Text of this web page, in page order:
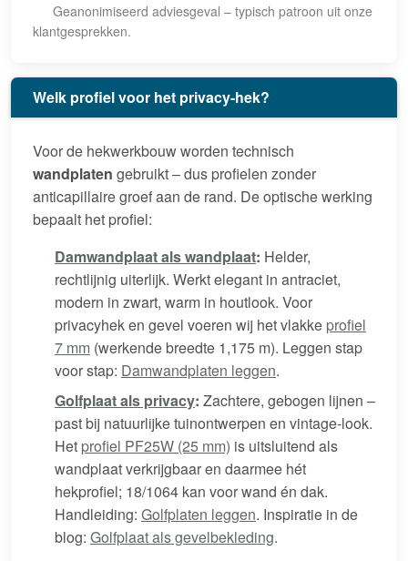
Geanonimiseerd adviesgeval – typisch patroon uit onze
klantgesprekken.
Welk profiel voor het privacy-hek?
Voor de hekwerkbouw worden technisch
wandplaten gebruikt – dus profielen zonder
anticapillaire groef aan de rand. De optische werking
bepaalt het profiel:
Damwandplaat als wandplaat: Helder,
rechtlijnig uiterlijk. Werkt elegant in antraciet,
modern in zwart, warm in houtlook. Voor
privacyhek en gevel voeren wij het vlakke profiel
7 mm (werkende breedte 1,175 m). Leggen stap
voor stap: Damwandplaten leggen.
Golfplaat als privacy: Zachtere, gebogen lijnen –
past bij natuurlijke tuinontwerpen en vintage-look.
Het profiel PF25W (25 mm) is uitsluitend als
wandplaat verkrijgbaar en daarmee hét
hekprofiel; 18/1064 kan voor wand én dak.
Handleiding: Golfplaten leggen. Inspiratie in de
blog: Golfplaat als gevelbekleding.